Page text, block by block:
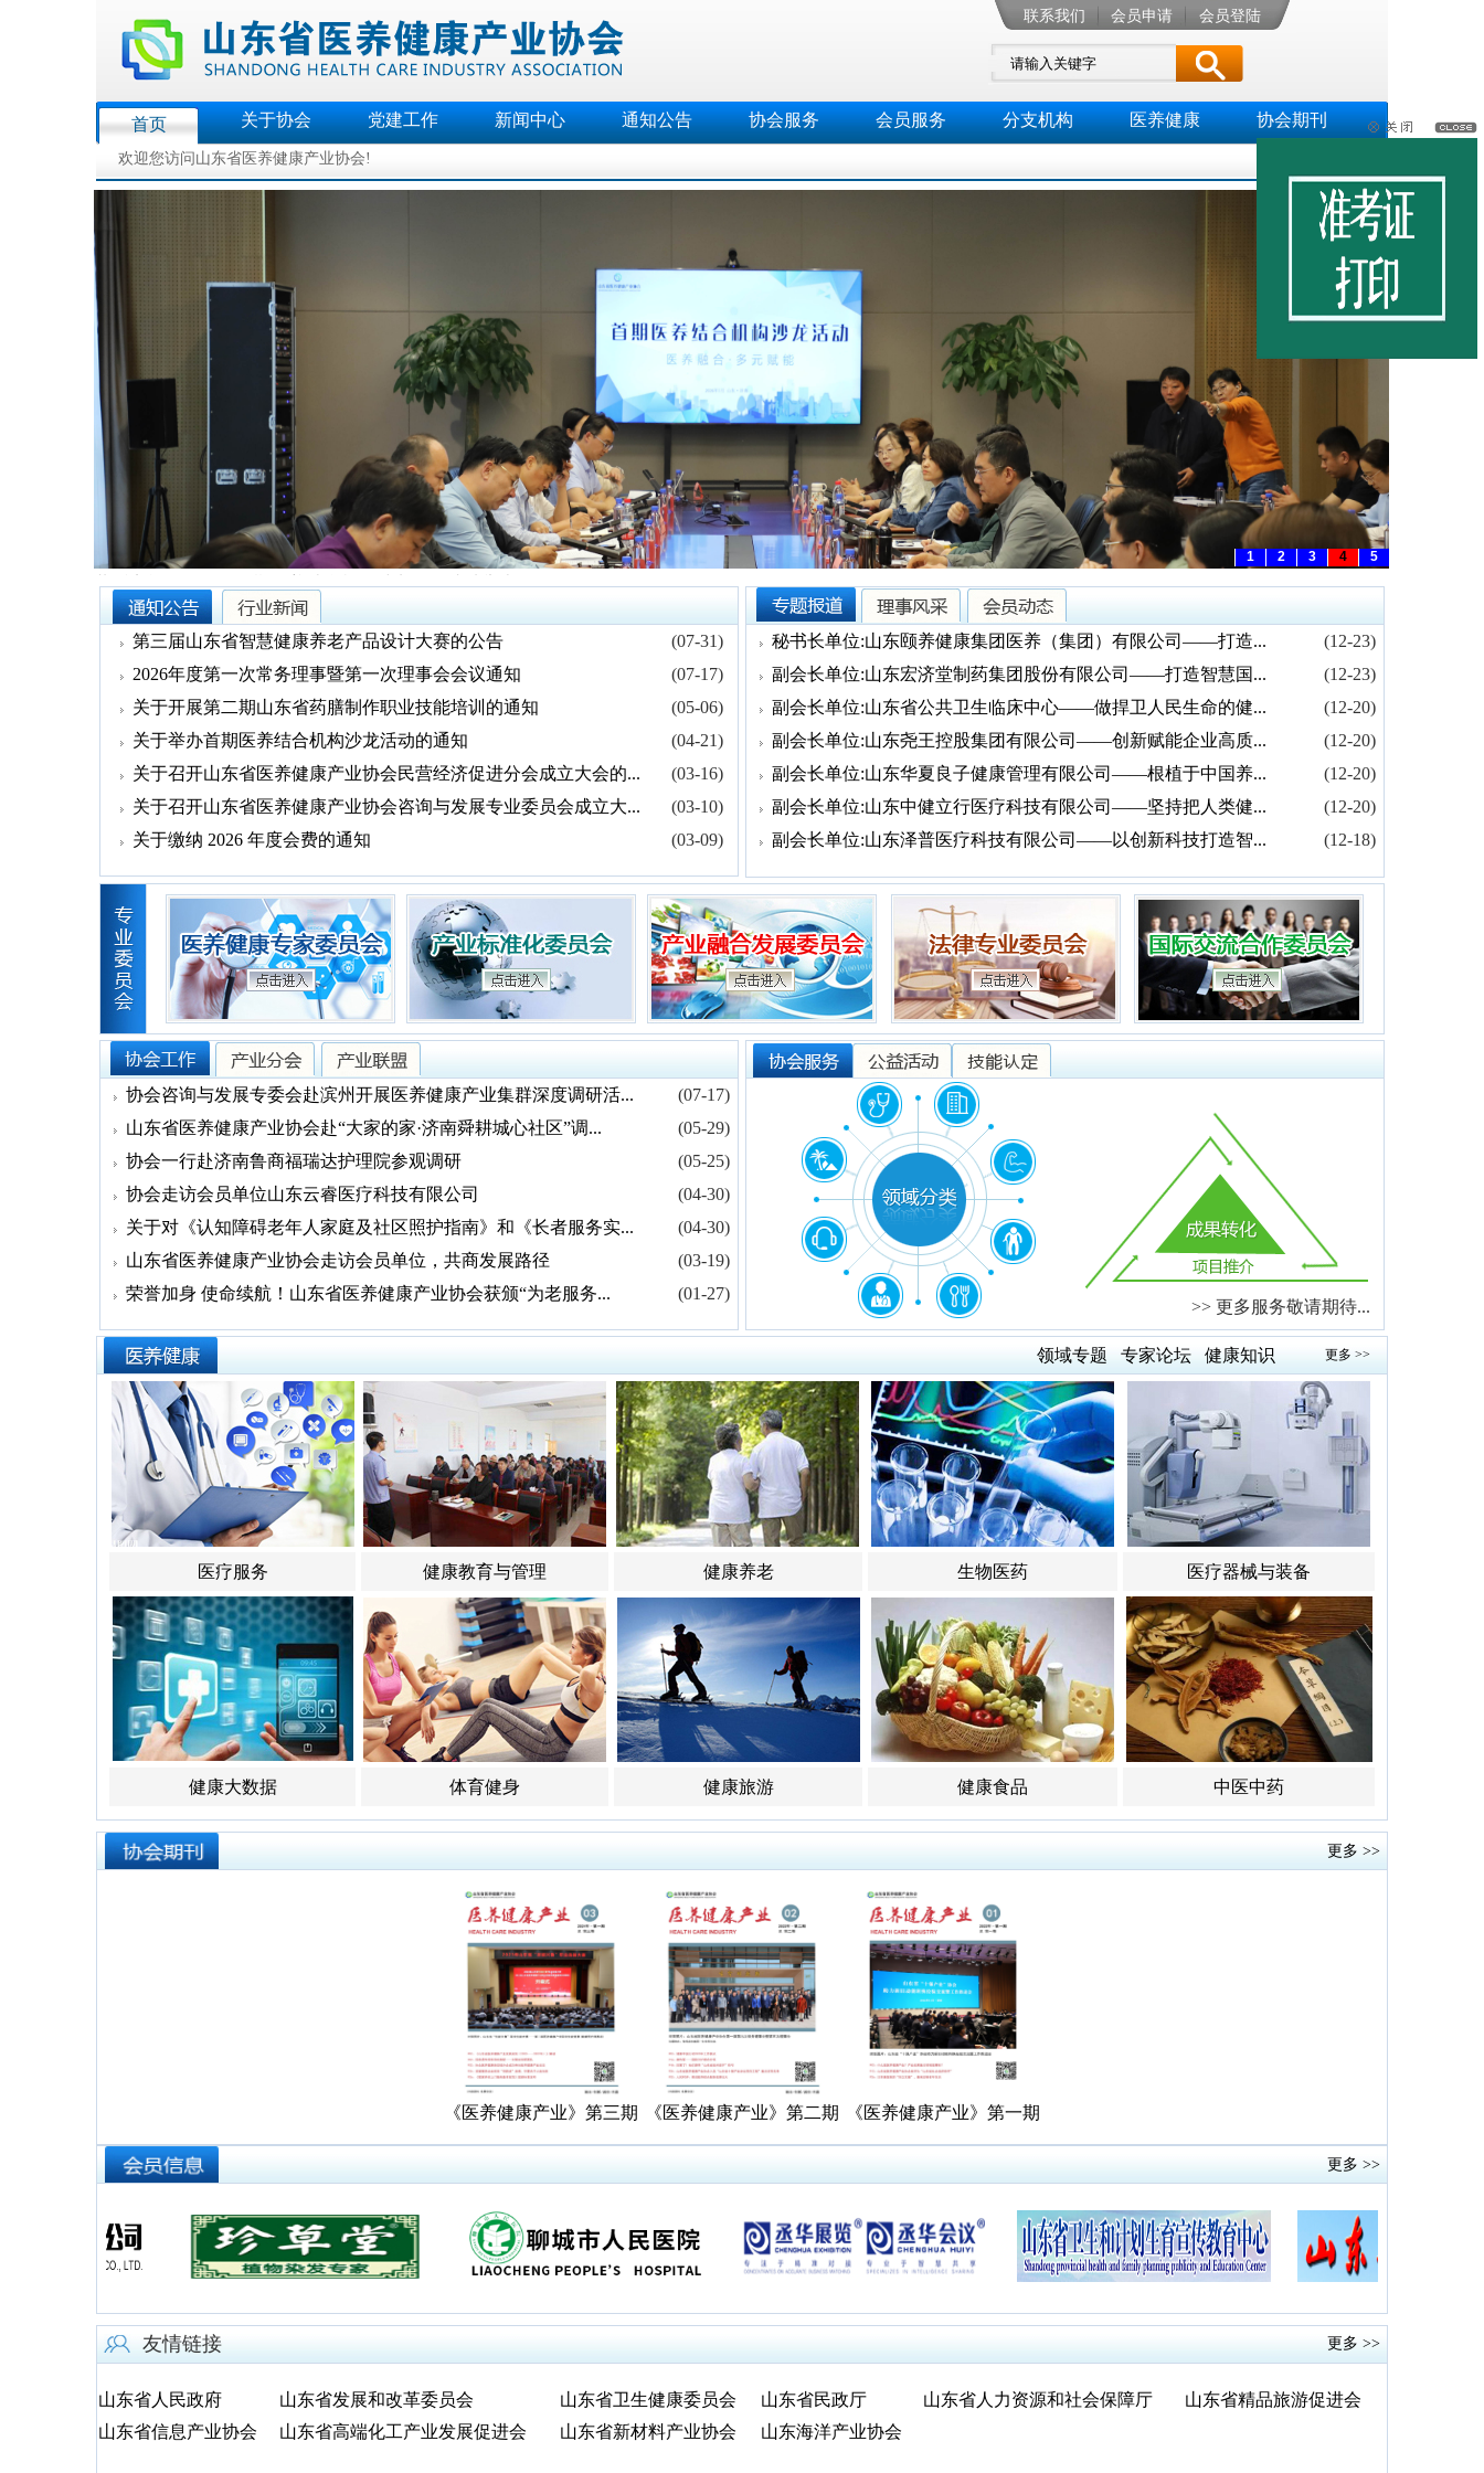
1 2 3 4 5
聚民企之力 筑健康山东——山东省医养健康产业协会民营经济促进分会成立
第三届山东省智慧健康养老产品设计大赛的公告
(07-31)
2026年度第一次常务理事暨第一次理事会会议通知
(07-17)
关于开展第二期山东省药膳制作职业技能培训的通知
(05-06)
关于举办首期医养结合机构沙龙活动的通知
(04-21)
关于召开山东省医养健康产业协会民营经济促进分会成立大会的...
(03-16)
关于召开山东省医养健康产业协会咨询与发展专业委员会成立大...
(03-10)
关于缴纳 2026 年度会费的通知
(03-09)
秘书长单位:山东颐养健康集团医养（集团）有限公司——打造...
(12-23)
副会长单位:山东宏济堂制药集团股份有限公司——打造智慧国...
(12-23)
副会长单位:山东省公共卫生临床中心——做捍卫人民生命的健...
(12-20)
副会长单位:山东尧王控股集团有限公司——创新赋能企业高质...
(12-20)
副会长单位:山东华夏良子健康管理有限公司——根植于中国养...
(12-20)
副会长单位:山东中健立行医疗科技有限公司——坚持把人类健...
(12-20)
副会长单位:山东泽普医疗科技有限公司——以创新科技打造智...
(12-18)
协会咨询与发展专委会赴滨州开展医养健康产业集群深度调研活...
(07-17)
山东省医养健康产业协会赴“大家的家·济南舜耕城心社区”调...
(05-29)
协会一行赴济南鲁商福瑞达护理院参观调研
(05-25)
协会走访会员单位山东云睿医疗科技有限公司
(04-30)
关于对《认知障碍老年人家庭及社区照护指南》和《长者服务实...
(04-30)
山东省医养健康产业协会走访会员单位，共商发展路径
(03-19)
荣誉加身 使命续航！山东省医养健康产业协会获颁“为老服务...
(01-27)
>> 更多服务敬请期待...
领域专题 专家论坛 健康知识 更多 >>
医疗服务 健康教育与管理 健康养老 生物医药 医疗器械与装备
健康大数据 体育健身 健康旅游 健康食品 中医中药
更多 >>
《医养健康产业》第三期 《医养健康产业》第二期 《医养健康产业》第一期
更多 >>
友情链接 更多 >>
山东省人民政府 山东省发展和改革委员会 山东省卫生健康委员会 山东省民政厅 山东省人力资源和社会保障厅
山东省精品旅游促进会
山东省信息产业协会
山东省高端化工产业发展促进会 山东省新材料产业协会 山东海洋产业协会